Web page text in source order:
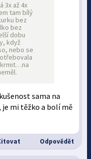
3x až 4x
tam bílý
bez
bez
dobu
když
nebo se
sama na
je mi těžko a bolí mě
Odpovědět